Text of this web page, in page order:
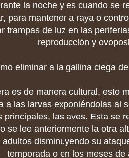
la noche y es cuando se
para mantener a raya o
trampas de luz en las
reproducción y
eliminar a la gallina ciega
es de manera cultural, esto
a las larvas exponiéndolas al
principales, las aves. Esta se
se lee anteriormente la otra
disminuyendo su
temporada o en los meses de